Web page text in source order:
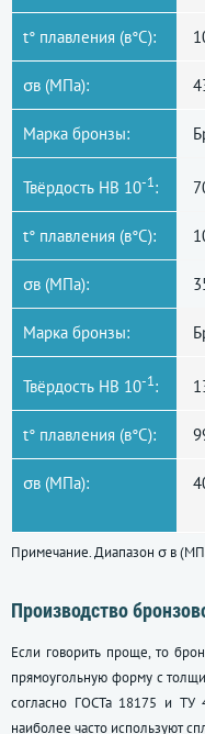
t° плавления (в°С):
σв (МПа):
Марка бронзы:
Твёрдость НВ 10-1:
t° плавления (в°С):
σв (МПа):
Марка бронзы:
Твёрдость НВ 10-1:
t° плавления (в°С):
σв (МПа):
Примечание. Диапазон σ в
Производство
Если говорить проще, то
прямоугольную форму с
согласно ГОСТа 18175 и ТУ
наиболее часто используют